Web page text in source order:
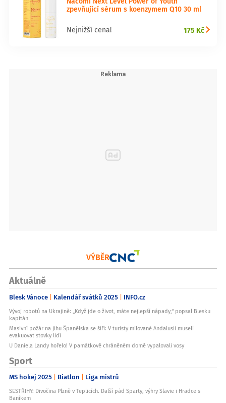
zpevňující sérum s koenzymem Q10 30 ml
Nejnižší cena! 175 Kč
VÝBĚR
Aktuálně
Blesk Vánoce Kalendář svátků 2025 INFO.cz
Vývoj robotů na Ukrajině: „Když jde o život, máte nejlepší nápady,“ popsal Blesku
kapitán
Masivní požár na jihu Španělska se šíří: V turisty milované Andalusii museli
evakuovat stovky lidí
U Daniela Landy hořelo! V památkově chráněném domě vypalovali vosy
Sport
MS hokej 2025 Biatlon Liga mistrů
SESTŘIHY: Divočina Plzně v Teplicích. Další pád Sparty, výhry Slavie i Hradce s
Baníkem